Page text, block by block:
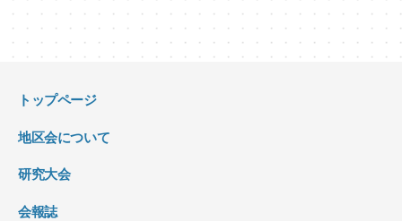
トップページ
地区会について
研究大会
会報誌